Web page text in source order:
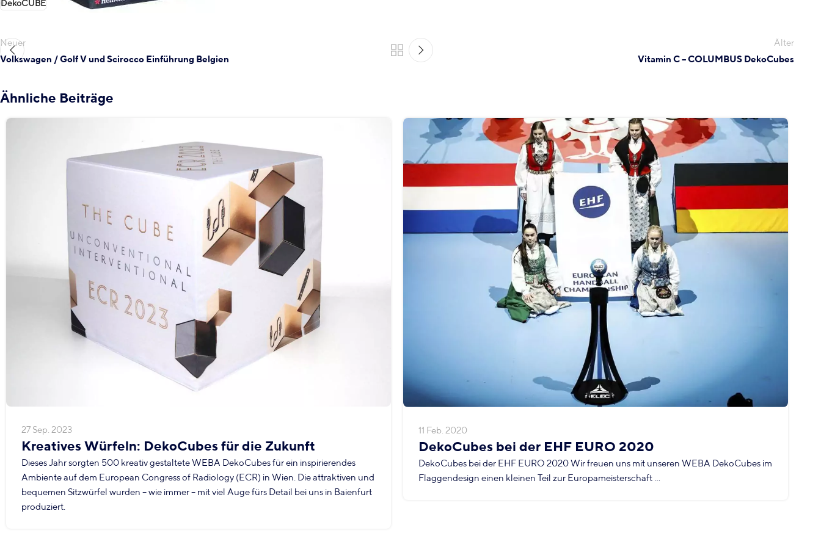
DekoCUBE
Neuer
Volkswagen / Golf V und Scirocco Einführung Belgien
Älter
Vitamin C – COLUMBUS DekoCubes
Ähnliche Beiträge
27 Sep. 2023
Kreatives Würfeln: DekoCubes für die Zukunft
Dieses Jahr sorgten 500 kreativ gestaltete WEBA DekoCubes für ein inspirierendes
Ambiente auf dem European Congress of Radiology (ECR) in Wien. Die attraktiven und
bequemen Sitzwürfel wurden – wie immer – mit viel Auge fürs Detail bei uns in Baienfurt
produziert.
11 Feb. 2020
DekoCubes bei der EHF EURO 2020
DekoCubes bei der EHF EURO 2020 Wir freuen uns mit unseren WEBA DekoCubes im
Flaggendesign einen kleinen Teil zur Europameisterschaft ...